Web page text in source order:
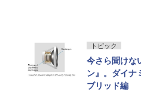
トピック
今さら聞けな
ン』。ダイナ
ブリッド編